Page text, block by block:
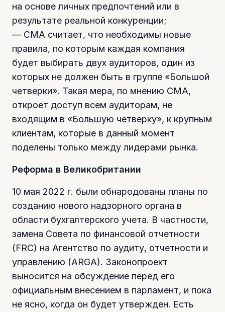
на основе личных предпочтений или в
результате реальной конкуренции;
— СМА считает, что необходимы новые
правила, по которым каждая компания
будет выбирать двух аудиторов, один из
которых не должен быть в группе «Большой
четверки». Такая мера, по мнению СМА,
откроет доступ всем аудиторам, не
входящим в «Большую четверку», к крупным
клиентам, которые в данный момент
поделены только между лидерами рынка.
Реформа в Великобритании
10 мая 2022 г. были обнародованы планы по
созданию нового надзорного органа в
области бухгалтерского учета. В частности,
замена Совета по финансовой отчетности
(FRC) на Агентство по аудиту, отчетности и
управлению (ARGA). Законопроект
выносится на обсуждение перед его
официальным внесением в парламент, и пока
не ясно, когда он будет утвержден. Есть